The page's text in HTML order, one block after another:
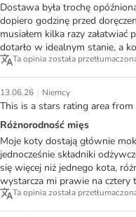
Dostawa była trochę
dopiero godzinę przed
musiałem kilka razy
dotarło w idealnym stanie, a
Ta opinia została
13.06.26 | Niemcy
This is a stars rating area
Różnorodność mięs
Moje koty dostają głównie
jednocześnie składniki
się więcej niż jednego kota,
wystarcza mi prawie na
Ta opinia została